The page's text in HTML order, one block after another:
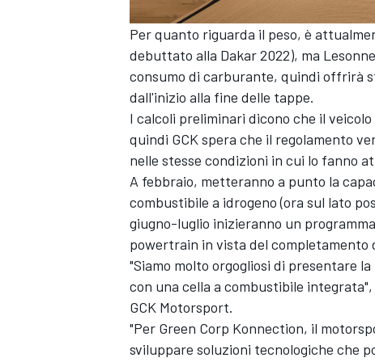
MONOMARCA
Per quanto riguarda il peso, è
debuttato alla Dakar 2022), ma
consumo di carburante, quindi offrirà
dall'inizio alla fine delle tappe.
I calcoli preliminari dicono che il
quindi GCK spera che il regolamento
nelle stesse condizioni in cui lo fanno
A febbraio, metteranno a punto la
combustibile a idrogeno (ora sul lato
giugno-luglio inizieranno un
powertrain in vista del completamento
"Siamo molto orgogliosi di presentare
con una cella a combustibile
GCK Motorsport.
"Per Green Corp Konnection, il
sviluppare soluzioni tecnologiche che